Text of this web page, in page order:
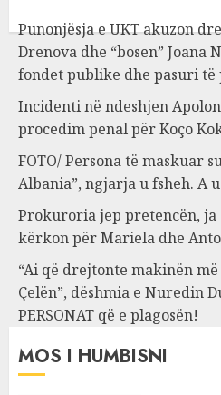
Punonjësja e UKT akuzon
Drenova dhe “bosen” Joana
fondet publike dhe pasuri
Incidenti në ndeshjen
procedim penal për Koço
FOTO/ Persona të maskuar
Albania”, ngjarja u fsheh. A
Prokuroria jep pretencën,
kërkon për Mariela dhe
“Ai që drejtonte makinën
Çelën”, dëshmia e Nuredin
PERSONAT që e plagosën!
MOS I HUMBISNI